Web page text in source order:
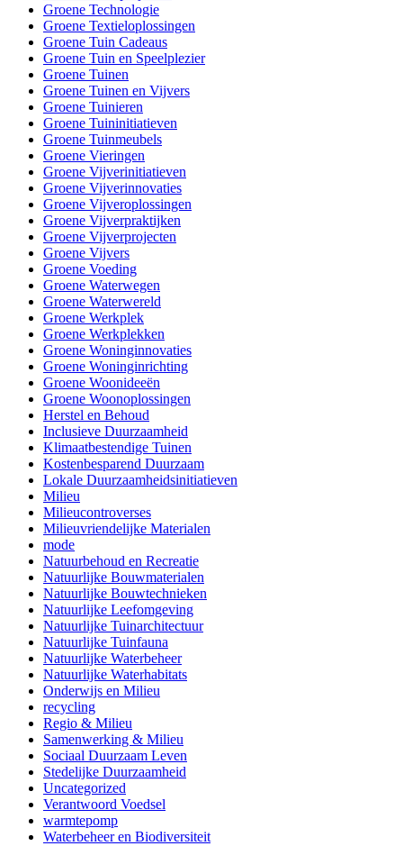
Groene Technologie
Groene Textieloplossingen
Groene Tuin Cadeaus
Groene Tuin en Speelplezier
Groene Tuinen
Groene Tuinen en Vijvers
Groene Tuinieren
Groene Tuininitiatieven
Groene Tuinmeubels
Groene Vieringen
Groene Vijverinitiatieven
Groene Vijverinnovaties
Groene Vijveroplossingen
Groene Vijverpraktijken
Groene Vijverprojecten
Groene Vijvers
Groene Voeding
Groene Waterwegen
Groene Waterwereld
Groene Werkplek
Groene Werkplekken
Groene Woninginnovaties
Groene Woninginrichting
Groene Woonideeën
Groene Woonoplossingen
Herstel en Behoud
Inclusieve Duurzaamheid
Klimaatbestendige Tuinen
Kostenbesparend Duurzaam
Lokale Duurzaamheidsinitiatieven
Milieu
Milieucontroverses
Milieuvriendelijke Materialen
mode
Natuurbehoud en Recreatie
Natuurlijke Bouwmaterialen
Natuurlijke Bouwtechnieken
Natuurlijke Leefomgeving
Natuurlijke Tuinarchitectuur
Natuurlijke Tuinfauna
Natuurlijke Waterbeheer
Natuurlijke Waterhabitats
Onderwijs en Milieu
recycling
Regio & Milieu
Samenwerking & Milieu
Sociaal Duurzaam Leven
Stedelijke Duurzaamheid
Uncategorized
Verantwoord Voedsel
warmtepomp
Waterbeheer en Biodiversiteit